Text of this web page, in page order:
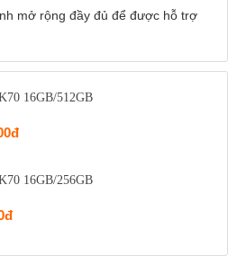
Đặt giữ hàng
Xem bản đồ
mở rộng đầy đủ để được hỗ trợ
16GB/512GB
16GB/256GB